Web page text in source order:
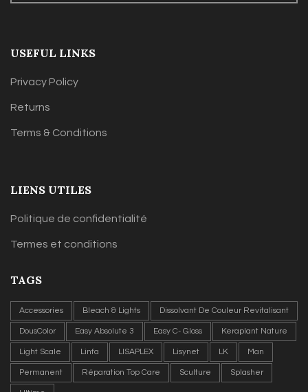
USEFUL LINKS
Privacy Policy
Returns
Terms & Conditions
LIENS UTILES
Politique de confidentialité
Termes et conditions
TAGS
Accessories Bleach & Lights Dissolvant De Couleur Revitalisant
DousColor Easy Absolute 3 Easy C- Gloss Keraplant Nature
Light Scale Linfa LISAPLEX Lisynet LK Man
Permanent Réparation Top Care Sculture Splasher